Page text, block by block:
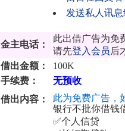
发送私人讯息
金主电话：
此出借广告为免
请先登入会员后
借出金额：
100K
手续费：
无预收
借出内容：
此为免费广告，
银行不批你借钱
✅个人信贷